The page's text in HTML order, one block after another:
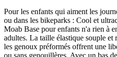
Pour les enfants qui aiment les
ou dans les bikeparks : Cool et
Moab Base pour enfants n'a rien à
adultes. La taille élastique souple et
les genoux préformés offrent une